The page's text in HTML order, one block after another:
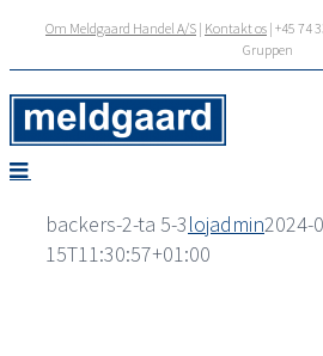
Om Meldgaard Handel A/S | Kontakt os | +45 74
Gruppen
backers-2-ta 5-3lojadmin2024-
15T11:30:57+01:00